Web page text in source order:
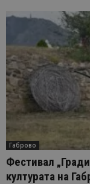
Габрово
Фестивал
културата на